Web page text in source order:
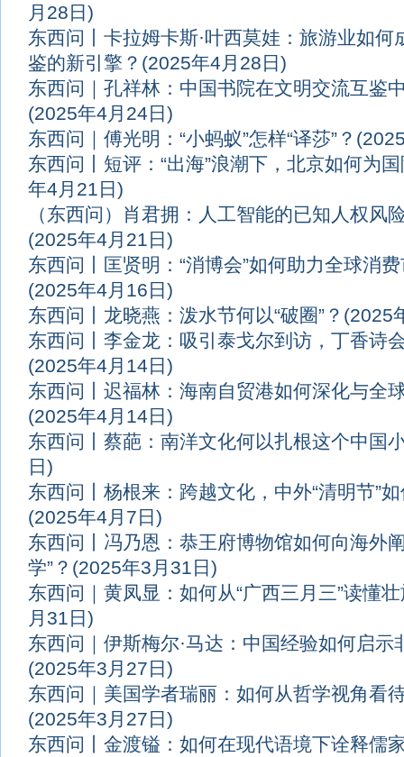
月28日)
东西问丨卡拉姆卡斯·叶西莫娃：旅游业如何
鉴的新引擎？ (2025年4月28日)
东西问｜孔祥林：中国书院在文明交流互鉴
(2025年4月24日)
东西问｜傅光明：“小蚂蚁”怎样“译莎”？
东西问丨短评：“出海”浪潮下，北京如何为
年4月21日)
（东西问）肖君拥：人工智能的已知人权风
(2025年4月21日)
东西问丨匡贤明：“消博会”如何助力全球消
(2025年4月16日)
东西问丨龙晓燕：泼水节何以“破圈”？ (2025
东西问丨李金龙：吸引泰戈尔到访，丁香诗
(2025年4月14日)
东西问丨迟福林：海南自贸港如何深化与全
(2025年4月14日)
东西问丨蔡葩：南洋文化何以扎根这个中国
日)
东西问丨杨根来：跨越文化，中外“清明节”
(2025年4月7日)
东西问丨冯乃恩：恭王府博物馆如何向海外
学”？ (2025年3月31日)
东西问｜黄凤显：如何从“广西三月三”读懂
月31日)
东西问｜伊斯梅尔·马达：中国经验如何启示
(2025年3月27日)
东西问｜美国学者瑞丽：如何从哲学视角看
(2025年3月27日)
东西问丨金渡镒：如何在现代语境下诠释儒